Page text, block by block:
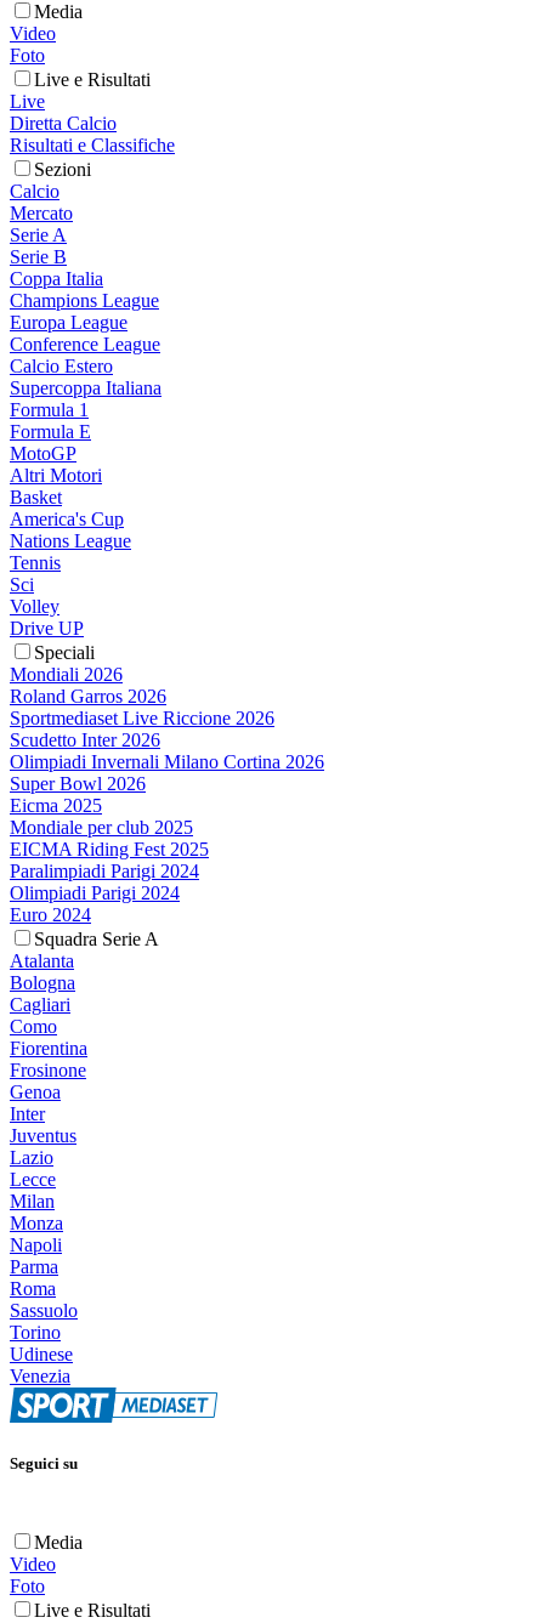
Media
Video
Foto
Live e Risultati
Live
Diretta Calcio
Risultati e Classifiche
Sezioni
Calcio
Mercato
Serie A
Serie B
Coppa Italia
Champions League
Europa League
Conference League
Calcio Estero
Supercoppa Italiana
Formula 1
Formula E
MotoGP
Altri Motori
Basket
America's Cup
Nations League
Tennis
Sci
Volley
Drive UP
Speciali
Mondiali 2026
Roland Garros 2026
Sportmediaset Live Riccione 2026
Scudetto Inter 2026
Olimpiadi Invernali Milano Cortina 2026
Super Bowl 2026
Eicma 2025
Mondiale per club 2025
EICMA Riding Fest 2025
Paralimpiadi Parigi 2024
Olimpiadi Parigi 2024
Euro 2024
Squadra Serie A
Atalanta
Bologna
Cagliari
Como
Fiorentina
Frosinone
Genoa
Inter
Juventus
Lazio
Lecce
Milan
Monza
Napoli
Parma
Roma
Sassuolo
Torino
Udinese
Venezia
Seguici su
Media
Video
Foto
Live e Risultati